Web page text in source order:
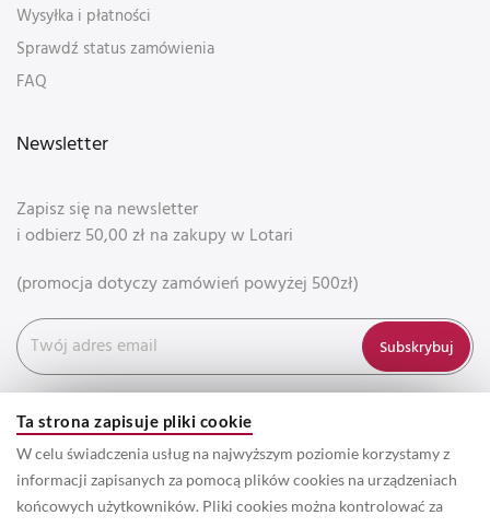
Ta strona zapisuje pliki cookie
W celu świadczenia usług na najwyższym poziomie korzystamy z
informacji zapisanych za pomocą plików cookies na urządzeniach
końcowych użytkowników. Pliki cookies można kontrolować za
Wysyłka i płatności
Sprawdź status zamówienia
FAQ
Newsletter
Zapisz się na newsletter
i odbierz 50,00 zł na zakupy w Lotari
(promocja dotyczy zamówień powyżej 500zł)
Subskrybuj